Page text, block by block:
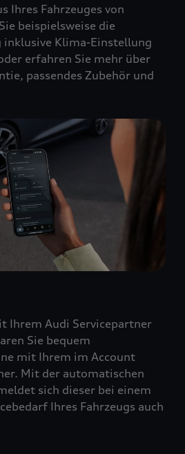
Ihres Fahrzeuges von
beispielsweise die
Klima-Einstellung
erfahren Sie mehr über
passendes Zubehör und
Ihrem Audi Servicepartner
Sie bequem
mit Ihrem im Account
Mit der automatischen
sich dieser bei einem
Ihres Fahrzeugs auch